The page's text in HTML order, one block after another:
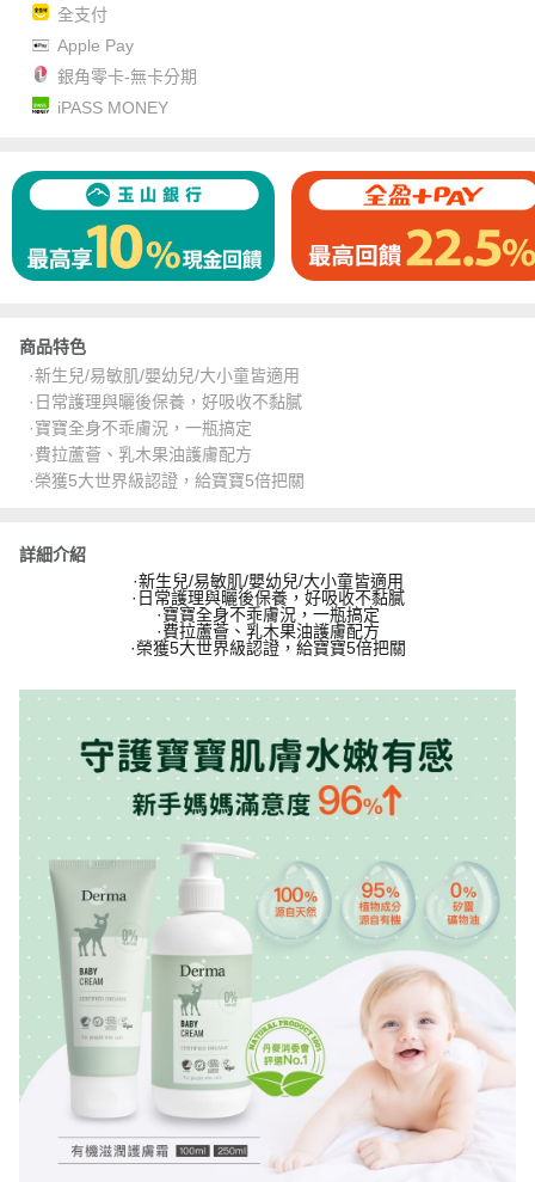
全支付
Apple Pay
銀角零卡-無卡分期
iPASS MONEY
商品特色
·新生兒/易敏肌/嬰幼兒/大小童皆適用
·日常護理與曬後保養，好吸收不黏膩
·寶寶全身不乖膚況，一瓶搞定
·費拉蘆薈、乳木果油護膚配方
·榮獲5大世界級認證，給寶寶5倍把關
詳細介紹
·新生兒/易敏肌/嬰幼兒/大小童皆適用
·日常護理與曬後保養，好吸收不黏膩
·寶寶全身不乖膚況，一瓶搞定
·費拉蘆薈、乳木果油護膚配方
·榮獲5大世界級認證，給寶寶5倍把關